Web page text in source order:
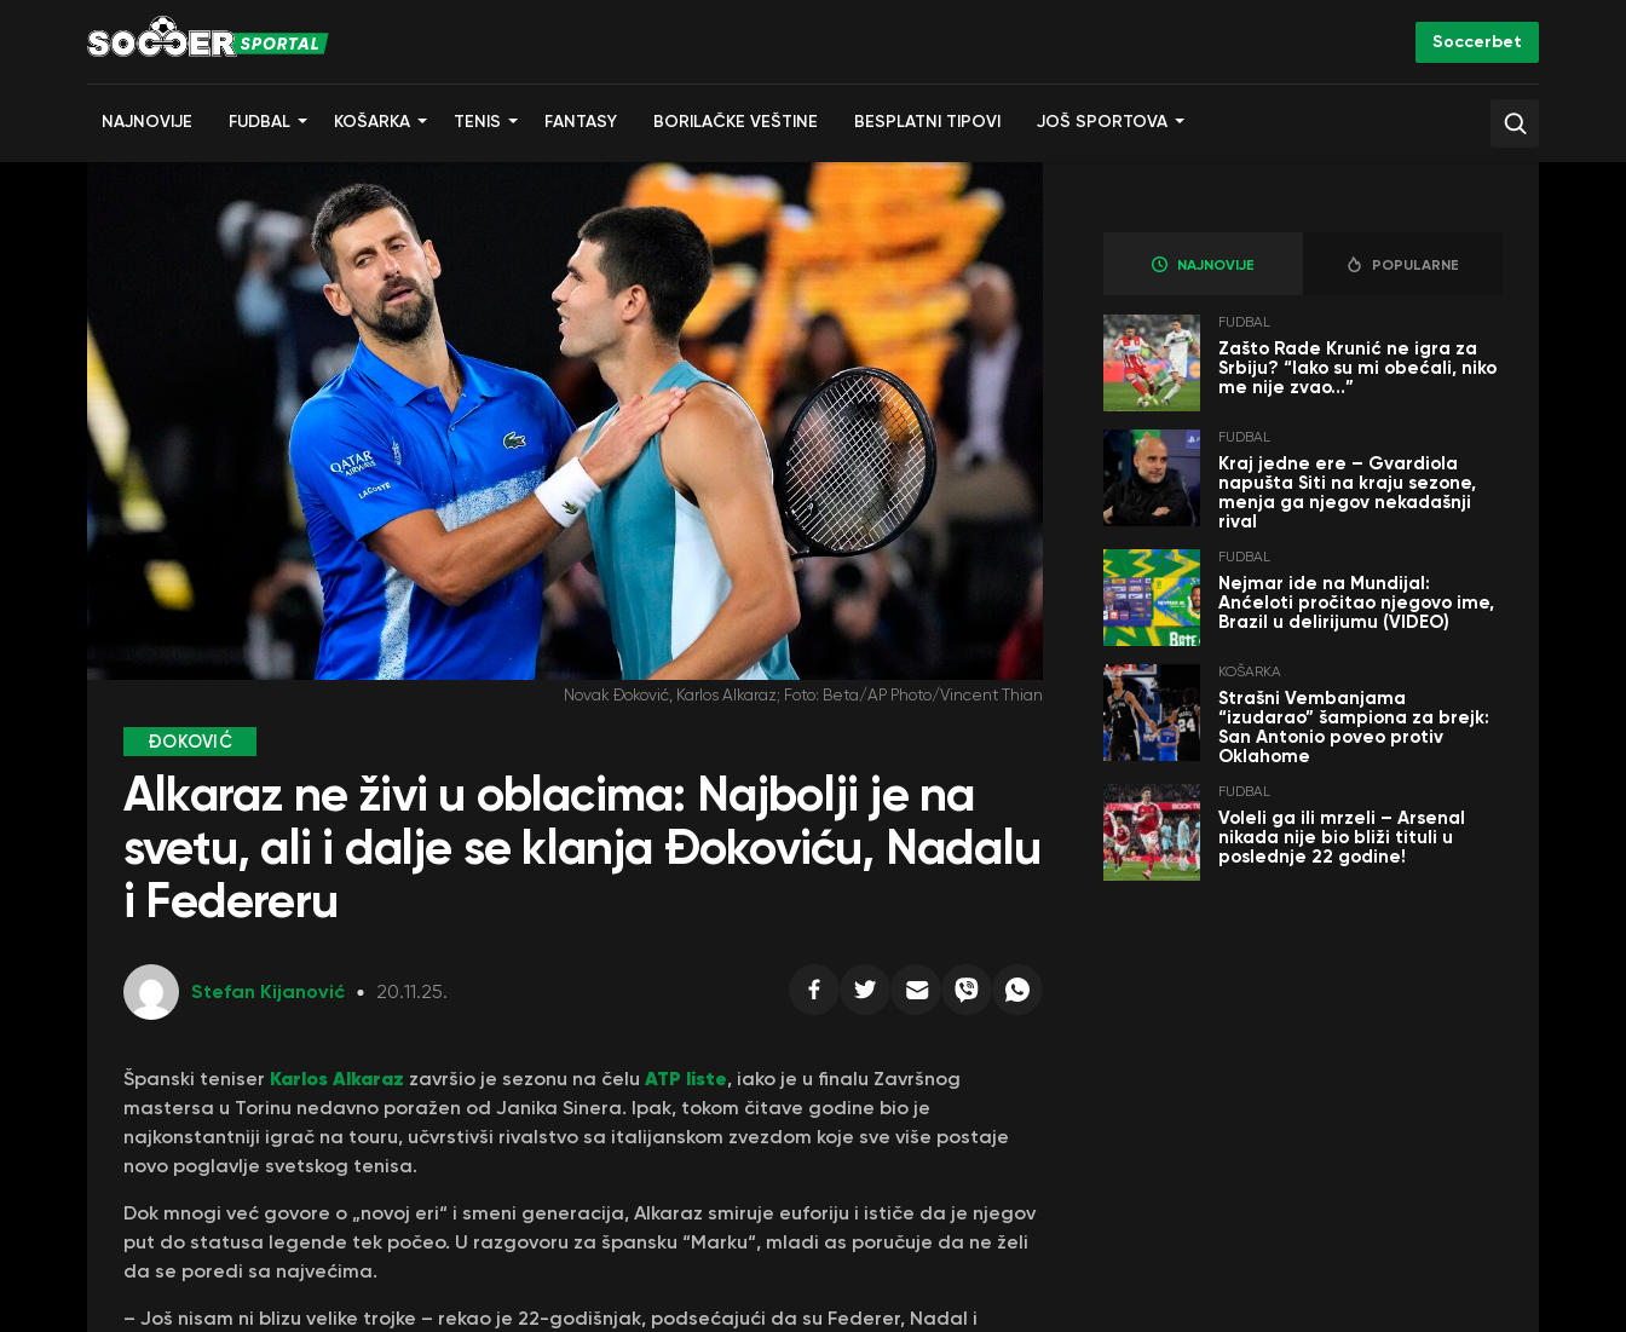
Soccerbet
NAJNOVIJE FUDBAL KOŠARKA TENIS FANTASY BORILAČKE VEŠTINE BESPLATNI TIPOVI JOŠ SPORTOVA
Novak Đoković, Karlos Alkaraz; Foto: Beta/AP Photo/Vincent Thian
ĐOKOVIĆ
Alkaraz ne živi u oblacima: Najbolji je na
svetu, ali i dalje se klanja Đokoviću, Nadalu
i Federeru
Stefan Kijanović 20.11.25.
Španski teniser Karlos Alkaraz završio je sezonu na čelu ATP liste, iako je u finalu Završnog
mastersa u Torinu nedavno poražen od Janika Sinera. Ipak, tokom čitave godine bio je
najkonstantniji igrač na touru, učvrstivši rivalstvo sa italijanskom zvezdom koje sve više postaje
novo poglavlje svetskog tenisa.
Dok mnogi već govore o „novoj eri“ i smeni generacija, Alkaraz smiruje euforiju i ističe da je njegov
put do statusa legende tek počeo. U razgovoru za špansku “Marku“, mladi as poručuje da ne želi
da se poredi sa najvećima.
– Još nisam ni blizu velike trojke – rekao je 22-godišnjak, podsećajući da su Federer, Nadal i
NAJNOVIJE POPULARNE
FUDBAL
Zašto Rade Krunić ne igra za
Srbiju? “Iako su mi obećali, niko
me nije zvao…”
FUDBAL
Kraj jedne ere – Gvardiola
napušta Siti na kraju sezone,
menja ga njegov nekadašnji
rival
FUDBAL
Nejmar ide na Mundijal:
Anćeloti pročitao njegovo ime,
Brazil u delirijumu (VIDEO)
KOŠARKA
Strašni Vembanjama
“izudarao” šampiona za brejk:
San Antonio poveo protiv
Oklahome
FUDBAL
Voleli ga ili mrzeli – Arsenal
nikada nije bio bliži tituli u
poslednje 22 godine!